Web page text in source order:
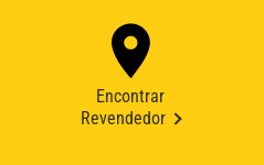
Encontrar
Revendedor